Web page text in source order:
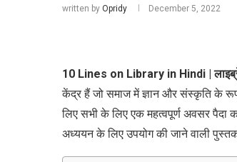
written by Opridy December 5, 2022
10 Lines on Library in Hindi |
केंद्र हैं जो समाज में ज्ञान और संस्कृति के
लिए सभी के लिए एक महत्वपूर्ण अवसर
अध्ययन के लिए उपयोग की जाने वाली